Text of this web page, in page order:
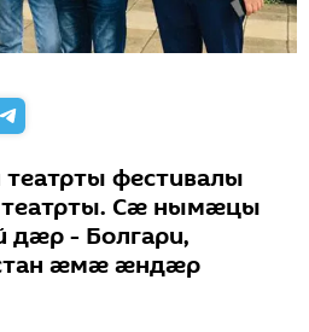
фестивалы
театрты. Сӕ нымӕцы
- Болгари,
ӕмӕ ӕндӕр